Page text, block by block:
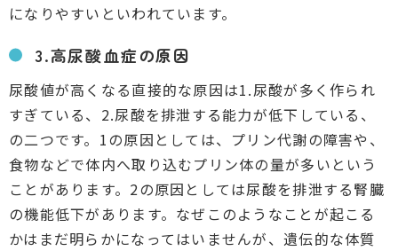
になりやすいといわれています。
3.高尿酸血症の原因
尿酸値が高くなる直接的な原因は1.尿酸が多く作られ
すぎている、2.尿酸を排泄する能力が低下している、
の二つです。1の原因としては、プリン代謝の障害や、
食物などで体内へ取り込むプリン体の量が多いという
ことがあります。2の原因としては尿酸を排泄する腎臓
の機能低下があります。なぜこのようなことが起こる
かはまだ明らかになってはいませんが、遺伝的な体質